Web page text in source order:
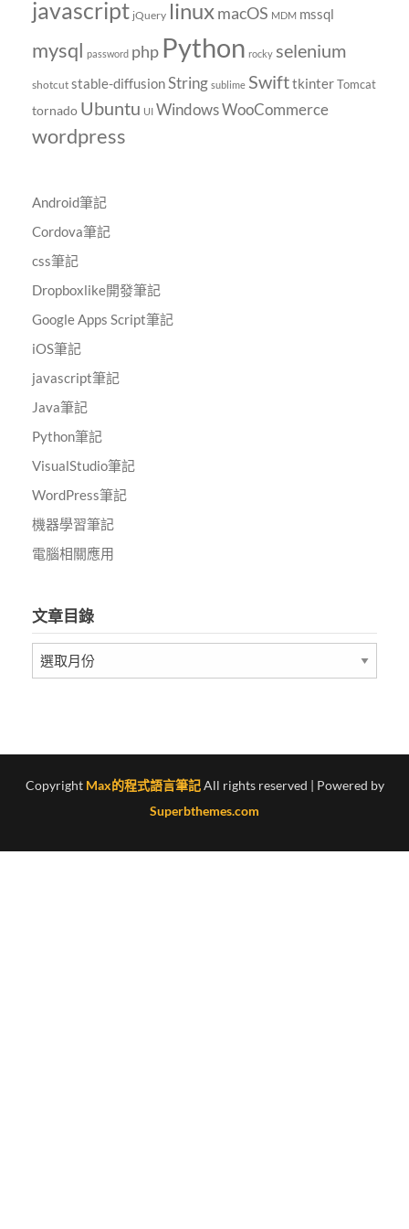
javascript jQuery linuxmacOS MDM mssql
mysql password php Python rocky selenium
shotcut stable-diffusionString sublime SwifttkinterTomcat
tornado Ubuntu UI WindowsWooCommerce
wordpress
Android筆記
Cordova筆記
css筆記
Dropboxlike開發筆記
Google Apps Script筆記
iOS筆記
javascript筆記
Java筆記
Python筆記
VisualStudio筆記
WordPress筆記
機器學習筆記
電腦相關應用
文章目錄
文
章
Copyright Max的程式語言筆記All rights reserved | Powered by
Superbthemes.com